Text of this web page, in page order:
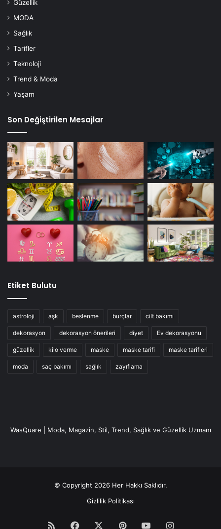
Güzellik
MODA
Sağlık
Tarifler
Teknoloji
Trend & Moda
Yaşam
Son Değiştirilen Mesajlar
Etiket Bulutu
astroloji aşk beslenme burçlar cilt bakımı
dekorasyon dekorasyon önerileri diyet Ev dekorasyonu
güzellik kilo verme maske maske tarifi maske tarifleri
moda saç bakımı sağlık zayıflama
WasQuare | Moda, Magazin, Stil, Trend, Sağlık ve Güzellik Uzmanı
© Copyright 2026 Her Hakkı Saklıdır.
Gizlilik Politikası
RSS Facebook PinterestYouTubeInstagram